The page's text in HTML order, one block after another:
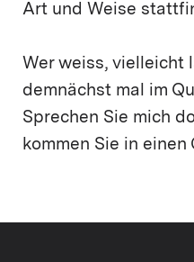
Art und Weise
Wer weiss, vielleicht
demnächst mal im
Sprechen Sie mich
kommen Sie in